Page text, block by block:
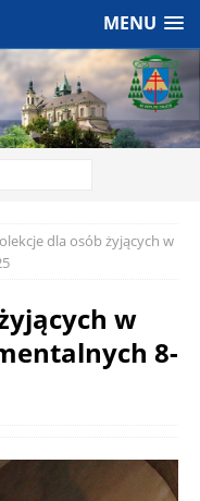
MENU
dla osób żyjących w
w
8-